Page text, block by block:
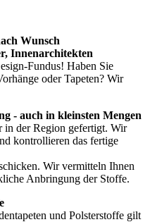
Wunsch
Innenarchitekten
Fundus! Haben Sie
oder Tapeten? Wir
- auch in kleinsten Mengen
in der Region gefertigt. Wir
kontrollieren das fertige
Wir vermitteln Ihnen
Anbringung der Stoffe.
und Polsterstoffe gilt